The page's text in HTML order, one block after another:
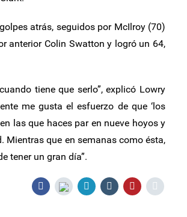
atrás, seguidos por McIlroy (70)
anterior Colin Swatton y logró un 64,
tiene que serlo”, explicó Lowry
me gusta el esfuerzo de que ‘los
las que haces par en nueve hoyos y
Mientras que en semanas como ésta,
tener un gran día”.